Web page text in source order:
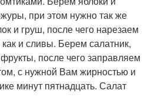
при этом нужно так же
и груш, после чего нарезаем
и сливы. Берем салатник,
после чего заправляем
с нужной Вам жирностью и
минут пятнадцать. Салат